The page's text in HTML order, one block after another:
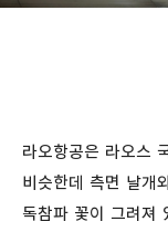
라오항공은 라오스
비슷한데 측면 날개
독참파 꽃이 그려져